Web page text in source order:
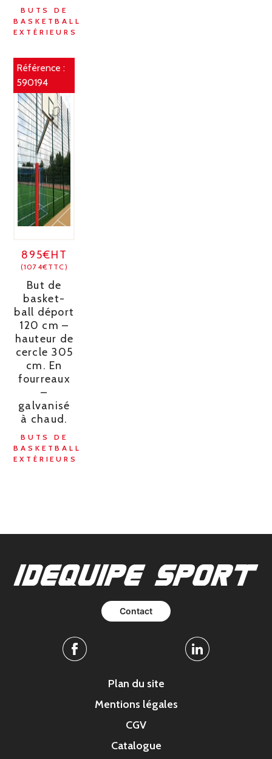
BUTS DE
BASKETBALL
EXTÉRIEURS
Référence :
590194
895€HT
(1074€TTC)
But de
basket-
ball déport
120 cm –
hauteur de
cercle 305
cm. En
fourreaux
–
galvanisé
à chaud.
BUTS DE
BASKETBALL
EXTÉRIEURS
Contact
Facebook Linkedin
Plan du site
Mentions légales
CGV
Catalogue